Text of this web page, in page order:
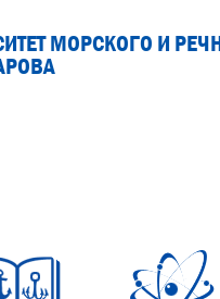
МОРСКОГО И